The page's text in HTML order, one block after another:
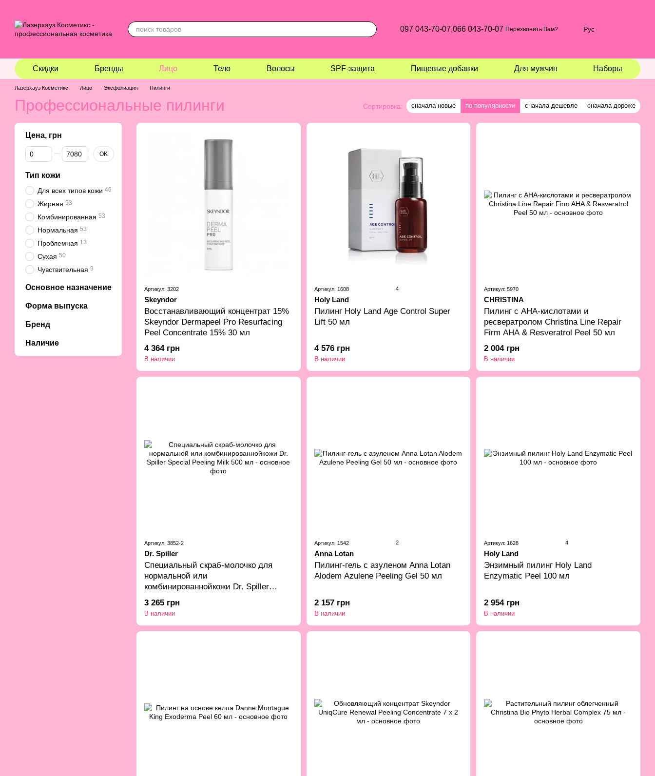
097 043-70-07,066 043-70-07 Перезвонить Вам? Рус
Скидки Бренды Лицо Тело Волосы SPF-защита Пищевые добавки Для мужчин Наборы
Лазерхауз Косметикс Лицо Эксфолиация Пилинги
Профессиональные пилинги Сортировка: сначала новые по популярности сначала дешевле сначала дороже
Артикул: 3202
Skeyndor
Восстанавливающий концентрат 15%
Skeyndor Dermapeel Pro Resurfacing
Peel Concentrate 15% 30 мл
4 364 грн
В наличии
Артикул: 1608 4
Holy Land
Пилинг Holy Land Age Control Super
Lift 50 мл
4 576 грн
В наличии
Артикул: 5970
CHRISTINA
Пилинг с AHA-кислотами и
ресвератролом Christina Line Repair
Firm AHA & Resveratrol Peel 50 мл
2 004 грн
В наличии
Артикул: 3852-2
Dr. Spiller
Специальный скраб-молочко для
нормальной или
комбинированнойкожи Dr. Spiller
Special Peeling Milk 500 мл
3 265 грн
В наличии
Артикул: 1542 2
Anna Lotan
Пилинг-гель с азуленом Anna Lotan
Alodem Azulene Peeling Gel 50 мл
2 157 грн
В наличии
Артикул: 1628 4
Holy Land
Энзимный пилинг Holy Land
Enzymatic Peel 100 мл
2 954 грн
В наличии
Цена, грн
От Цена, грн
До Цена, грн OK
Тип кожи
Для всех типов кожи 46
Жирная 53
Комбинированная 53
Нормальная 53
Проблемная 13
Сухая 50
Чувствительная 9
Основное назначение
Форма выпуска
Бренд
Наличие